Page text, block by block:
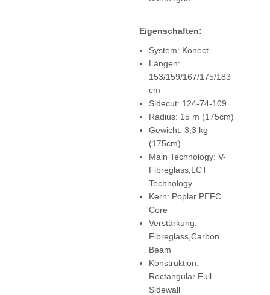
Eigenschaften:
System: Konect
Längen:
153/159/167/175/183
cm
Sidecut: 124-74-109
Radius: 15 m (175cm)
Gewicht: 3,3 kg
(175cm)
Main Technology: V-
Fibreglass,LCT
Technology
Kern: Poplar PEFC
Core
Verstärkung:
Fibreglass,Carbon
Beam
Konstruktion:
Rectangular Full
Sidewall